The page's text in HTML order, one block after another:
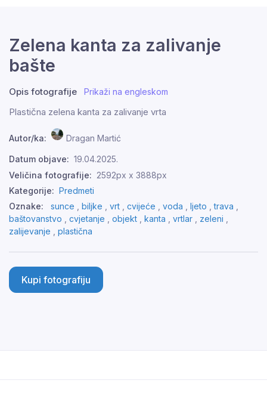
Zelena kanta za zalivanje
bašte
Opis fotografije Prikaži na engleskom
Plastična zelena kanta za zalivanje vrta
Autor/ka: Dragan Martić
Datum objave: 19.04.2025.
Veličina fotografije: 2592px x 3888px
Kategorije: Predmeti
Oznake:
sunce biljke vrt cvijeće voda ljeto ,trava
baštovanstvo
cvjetanje objekt kanta vrtlar zeleni
zalijevanje
plastična
Kupi fotografiju